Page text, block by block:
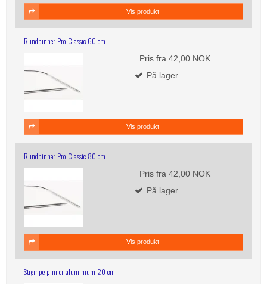
Vis produkt
Rundpinner Pro Classic 60 cm
Pris fra 42,00 NOK
På lager
Vis produkt
Rundpinner Pro Classic 80 cm
Pris fra 42,00 NOK
På lager
Vis produkt
Strømpe pinner aluminium 20 cm